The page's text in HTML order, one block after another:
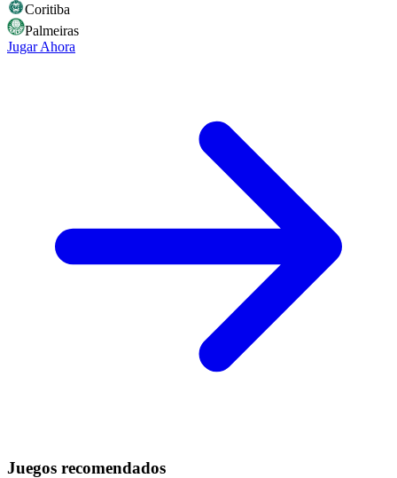
Coritiba
Palmeiras
Jugar Ahora
Juegos recomendados